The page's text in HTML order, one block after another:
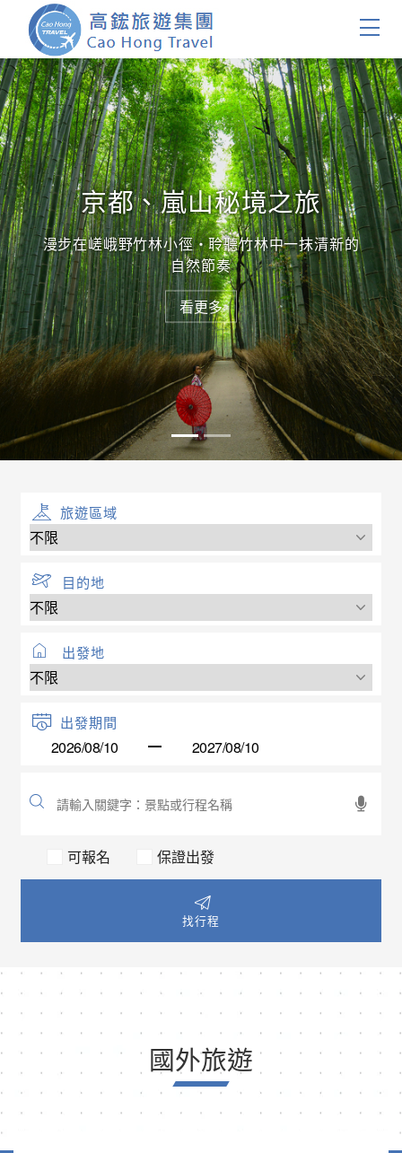
首頁
團體旅遊
國內旅遊
證件簽證
關於我們
客製服務
會員登入
京都、嵐山秘境之旅
漫步在嵯峨野竹林小徑・聆聽竹林中一抹清新的
自然節奏
看更多
旅遊區域
目的地
出發地
出發期間
可報名 保證出發
找行程
國外旅遊